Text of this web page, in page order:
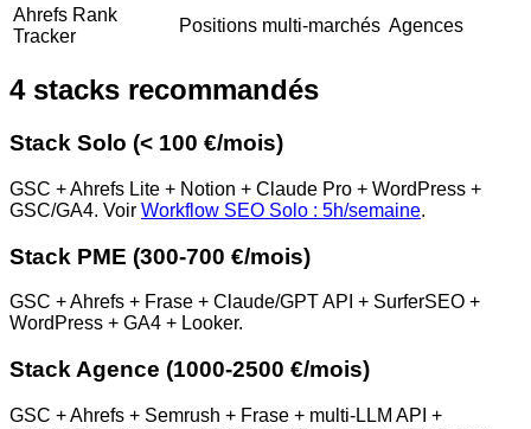
Ahrefs Rank
Tracker
Positions multi-marchés Agences
4 stacks recommandés
Stack Solo (< 100 €/mois)
GSC + Ahrefs Lite + Notion + Claude Pro + WordPress +
GSC/GA4. Voir Workflow SEO Solo : 5h/semaine.
Stack PME (300-700 €/mois)
GSC + Ahrefs + Frase + Claude/GPT API + SurferSEO +
WordPress + GA4 + Looker.
Stack Agence (1000-2500 €/mois)
GSC + Ahrefs + Semrush + Frase + multi-LLM API +